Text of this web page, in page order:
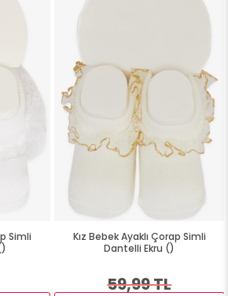
Simli
Kız Bebek Ayaklı Çorap Simli
Dantelli Ekru ()
59,99 TL